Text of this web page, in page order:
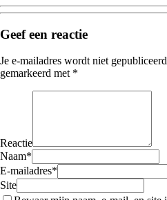
Geef een reactie
Je e-mailadres wordt niet
gemarkeerd met *
Reactie
Naam*
E-mailadres*
Site